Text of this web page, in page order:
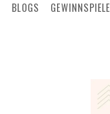
BLOGS GEWINNSPIELE